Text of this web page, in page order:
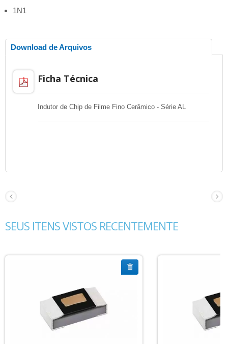
1N1
Download de Arquivos
Ficha Técnica
Indutor de Chip de Filme Fino Cerâmico - Série AL
SEUS ITENS VISTOS RECENTEMENTE